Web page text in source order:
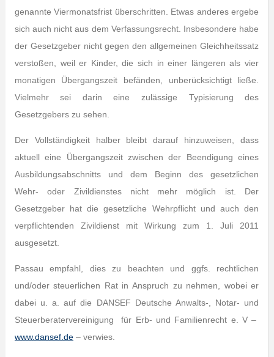
genannte Viermonatsfrist überschritten. Etwas anderes ergebe
sich auch nicht aus dem Verfassungsrecht. Insbesondere habe
der Gesetzgeber nicht gegen den allgemeinen Gleichheitssatz
verstoßen, weil er Kinder, die sich in einer längeren als vier
monatigen Übergangszeit befänden, unberücksichtigt ließe.
Vielmehr sei darin eine zulässige Typisierung des
Gesetzgebers zu sehen.
Der Vollständigkeit halber bleibt darauf hinzuweisen, dass
aktuell eine Übergangszeit zwischen der Beendigung eines
Ausbildungsabschnitts und dem Beginn des gesetzlichen
Wehr- oder Zivildienstes nicht mehr möglich ist. Der
Gesetzgeber hat die gesetzliche Wehrpflicht und auch den
verpflichtenden Zivildienst mit Wirkung zum 1. Juli 2011
ausgesetzt.
Passau empfahl, dies zu beachten und ggfs. rechtlichen
und/oder steuerlichen Rat in Anspruch zu nehmen, wobei er
dabei u. a. auf die DANSEF Deutsche Anwalts-, Notar- und
Steuerberatervereinigung für Erb- und Familienrecht e. V –
www.dansef.de– verwies.